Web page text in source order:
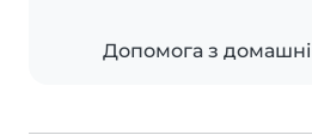
Допомога з